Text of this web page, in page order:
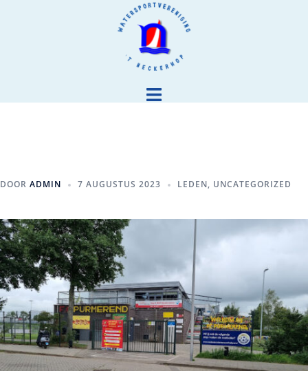
DOOR ADMIN 7 AUGUSTUS 2023 LEDEN, UNCATEGORIZED